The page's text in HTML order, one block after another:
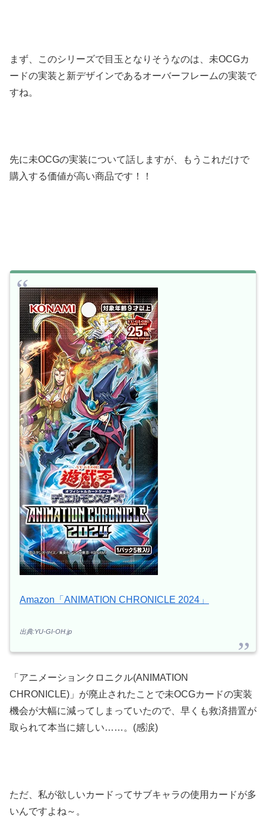
まず、このシリーズで目玉となりそうなのは、未OCGカ
ードの実装と新デザインであるオーバーフレームの実装で
すね。
先に未OCGの実装について話しますが、もうこれだけで
購入する価値が高い商品です！！
Amazon「ANIMATION CHRONICLE 2024」
出典:YU-GI-OH.jp
「アニメーションクロニクル(ANIMATION
CHRONICLE)」が廃止されたことで未OCGカードの実装
機会が大幅に減ってしまっていたので、早くも救済措置が
取られて本当に嬉しい……。(感涙)
ただ、私が欲しいカードってサブキャラの使用カードが多
いんですよね～。